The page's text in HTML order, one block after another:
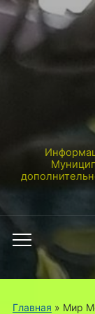
Переключить
мобильное
меню
Главная » Мир